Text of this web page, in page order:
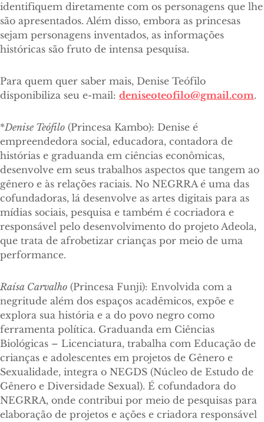
identifiquem diretamente com os personagens que lhe
são apresentados. Além disso, embora as princesas
sejam personagens inventados, as informações
históricas são fruto de intensa pesquisa.
Para quem quer saber mais, Denise Teófilo
disponibiliza seu e-mail: deniseoteofilo@gmail.com.
*Denise Teófilo (Princesa Kambo): Denise é
empreendedora social, educadora, contadora de
histórias e graduanda em ciências econômicas,
desenvolve em seus trabalhos aspectos que tangem ao
gênero e às relações raciais. No NEGRRA é uma das
cofundadoras, lá desenvolve as artes digitais para as
mídias sociais, pesquisa e também é cocriadora e
responsável pelo desenvolvimento do projeto Adeola,
que trata de afrobetizar crianças por meio de uma
performance.
Raísa Carvalho (Princesa Funji): Envolvida com a
negritude além dos espaços acadêmicos, expõe e
explora sua história e a do povo negro como
ferramenta política. Graduanda em Ciências
Biológicas – Licenciatura, trabalha com Educação de
crianças e adolescentes em projetos de Gênero e
Sexualidade, integra o NEGDS (Núcleo de Estudo de
Gênero e Diversidade Sexual). É cofundadora do
NEGRRA, onde contribui por meio de pesquisas para
elaboração de projetos e ações e criadora responsável